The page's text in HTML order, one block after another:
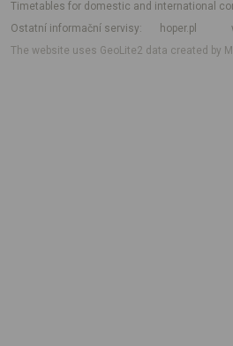
Timetables for domestic and international
Ostatní informační servisy
hoper.pl
The website uses GeoLite2 data created by